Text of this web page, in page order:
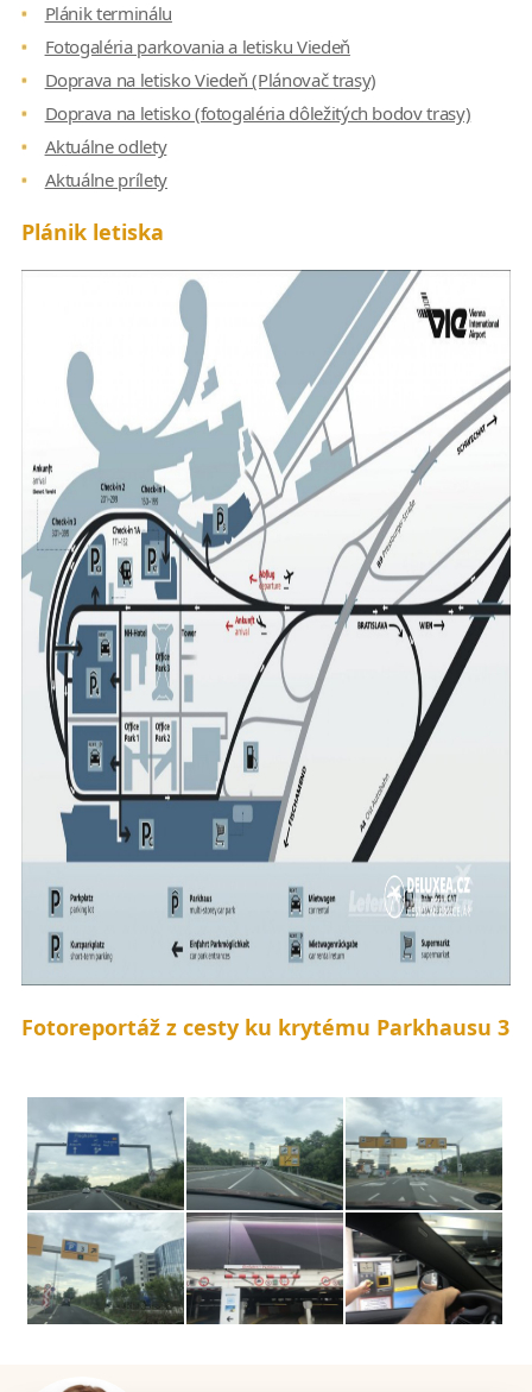
Plánik terminálu
Fotogaléria parkovania a letisku Viedeň
Doprava na letisko Viedeň (Plánovač trasy)
Doprava na letisko (fotogaléria dôležitých bodov trasy)
Aktuálne odlety
Aktuálne prílety
Plánik letiska
Fotoreportáž z cesty ku krytému Parkhausu 3